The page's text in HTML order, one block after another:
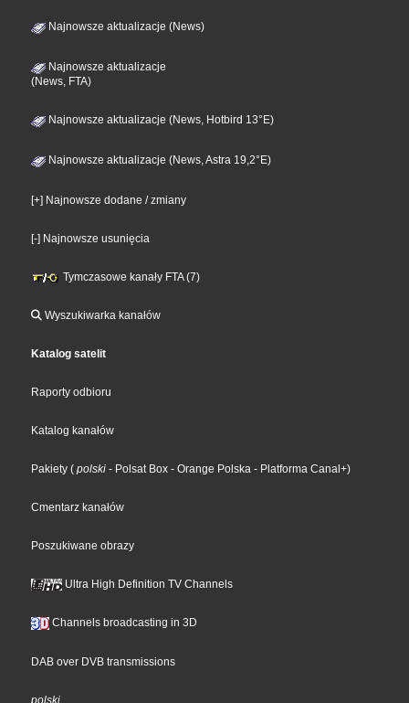
Najnowsze aktualizacje (News)
Najnowsze aktualizacje
(News, FTA)
Najnowsze aktualizacje (News, Hotbird 13°E)
Najnowsze aktualizacje (News, Astra 19,2°E)
[+] Najnowsze dodane / zmiany
[-] Najnowsze usunięcia
Tymczasowe kanały FTA (7)
Wyszukiwarka kanałów
Katalog satelit
Raporty odbioru
Katalog kanałów
Pakiety ( polski - Polsat Box - Orange Polska - Platforma Canal+)
Cmentarz kanałów
Poszukiwane obrazy
Ultra High Definition TV Channels
Channels broadcasting in 3D
DAB over DVB transmissions